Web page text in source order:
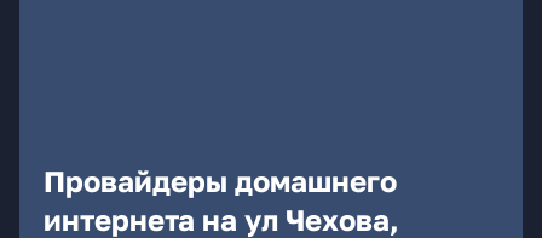
Провайдеры домашнего
интернета на ул Чехова,